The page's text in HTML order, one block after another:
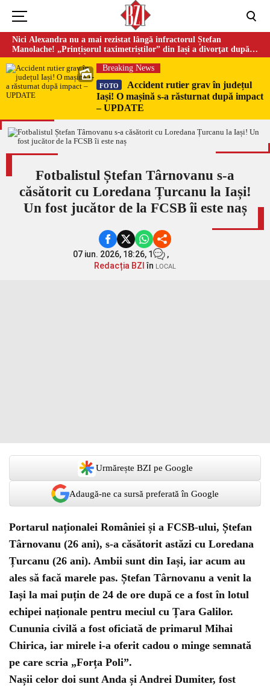
Nici Alexandra nu a mai rezistat lângă infractorul Ștefan
Manolache! „Prințișorul taximetriștilor” din Iași a divorţat după
doi ani de căsnicie
Breaking News
FOTO
Accident rutier grav în județul
Iași! O mașină s-a răsturnat după impact
– UPDATE
Fotbalistul Ștefan Târnovanu s-a
căsătorit cu Loredana Țurcanu la Iași!
Un fost jucător de la FCSB îi este naș
07 iun. 2026, 18:26, 1
,
Redacția BZI în LOCAL
Urmărește BZI pe Google
Adaugă-ne ca sursă preferată în Google
Portarul naționalei României și a FCSB-ului, Ștefan
Târnovanu (26 ani), s-a căsătorit astăzi cu Loredana
Țurcanu (26 ani). Ambii sunt din Iași, iar acum au
ales să facă marele pas. Ștefan Târnovanu a venit la
Iași la mai puțin de 24 de ore după ce a fost în lotul
echipei naționale pentru meciul cu Țara Galilor.
Cununia civilă a fost oficiată de primarul Mihai
Chirica, iar mirele i-a oferit cadou o minge semnată
pe care scria „Forța Poli”.
Nașii celor doi sunt Anda și Andrei Dumiter, fost